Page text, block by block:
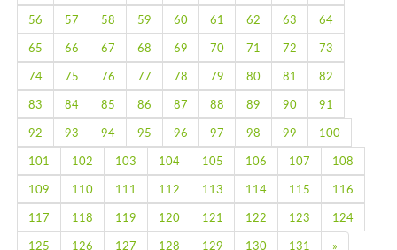
56
57 58 59 60 61 62 63
64
65
66 67 68 69 70 71 72
73
74
75 76 77 78 79 80 81
82
83
84 85 86 87 88 89 90
91
92
93 94 95 96 97 98 99
100
101
102 103 104 105 106 107
108
109
110 111 112 113 114 115
116
117
118 119 120 121 122 123
124
125
126 127 128 129 130 131 »